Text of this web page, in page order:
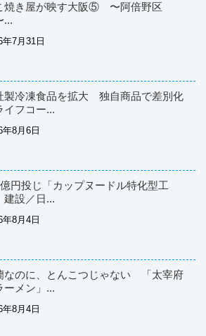
焼き屋が映す大阪⑤ 〜阿倍野区
...
年7月31日
製冷凍食品を拡大 独自商品で差別化
イフコー...
年8月6日
円投じ「カップヌードル特化型工
建設／日...
年8月4日
なのに、とんこつじゃない 「太宰府
ーメン」...
年8月4日